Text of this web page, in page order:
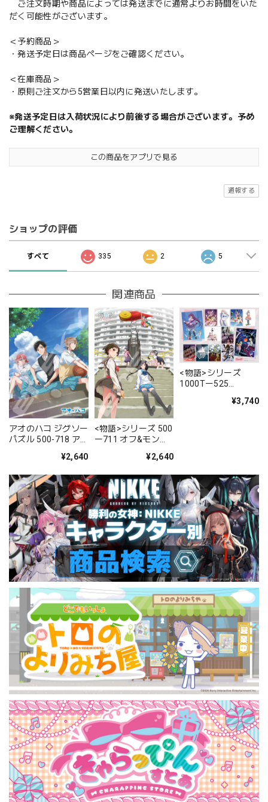
ご注文時期や商品によっては発送までに通常よりお時間をいた
だく可能性がございます。
＜予約商品＞
・発送予定日は商品ページをご確認ください。
＜在庫商品＞
・原則ご注文から5営業日以内に発送いたします。
※発送予定日は入荷状況により前後する場合がございます。予め
ご理解ください。
この商品をアプリで見る
通報する
ショップの評価
すべて 335 2 5
関連商品
アオのハコ ジグソー
パズル 500-718 ア
¥2,640
<物語>シリーズ 500
ー711 オフ&モンス
¥2,640
<物語>シリーズ
1000Tー525
¥3,740